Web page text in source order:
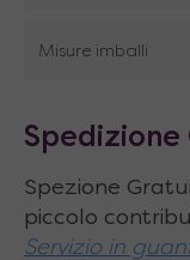
Estensioni
Sistema di
metallo
Misure imballi
Spezione
piccolo
Servizio in